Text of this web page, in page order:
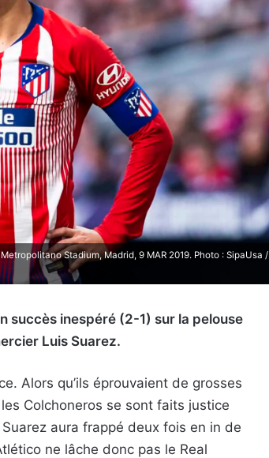
Stadium, Madrid, 9 MAR 2019. Photo : SipaUsa /
succès inespéré (2-1) sur la pelouse
Luis Suarez.
Alors qu’ils éprouvaient de grosses
Colchoneros se sont faits justice
aura frappé deux fois en in de
ne lâche donc pas le Real